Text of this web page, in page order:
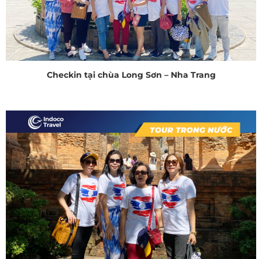
Checkin tại chùa Long Sơn – Nha Trang